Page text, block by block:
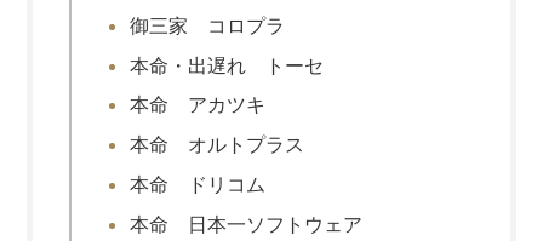
御三家 コロプラ
本命・出遅れ トーセ
本命 アカツキ
本命 オルトプラス
本命 ドリコム
本命 日本一ソフトウェア